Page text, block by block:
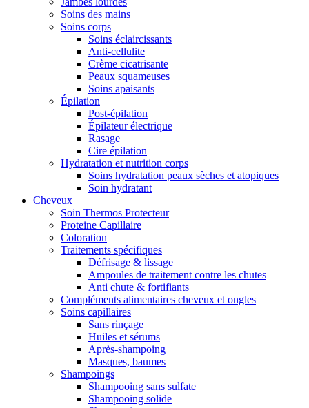
Soins des mains
Soins corps
Soins éclaircissants
Anti-cellulite
Crème cicatrisante
Peaux squameuses
Soins apaisants
Épilation
Post-épilation
Épilateur électrique
Rasage
Cire épilation
Hydratation et nutrition corps
Soins hydratation peaux sèches et atopiques
Soin hydratant
Cheveux
Soin Thermos Protecteur
Proteine Capillaire
Coloration
Traitements spécifiques
Défrisage & lissage
Ampoules de traitement contre les chutes
Anti chute & fortifiants
Compléments alimentaires cheveux et ongles
Soins capillaires
Sans rinçage
Huiles et sérums
Après-shampoing
Masques, baumes
Shampoings
Shampooing sans sulfate
Shampooing solide